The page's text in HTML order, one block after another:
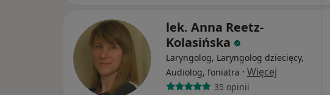
lek. Anna Reetz-
Kolasińska
Laryngolog, Laryngolog dziecięcy,
Audiolog, foniatra · Więcej
35 opinii